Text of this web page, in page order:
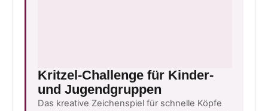
Kritzel-Challenge für Kinder-
und Jugendgruppen
Das kreative Zeichenspiel für schnelle Köpfe